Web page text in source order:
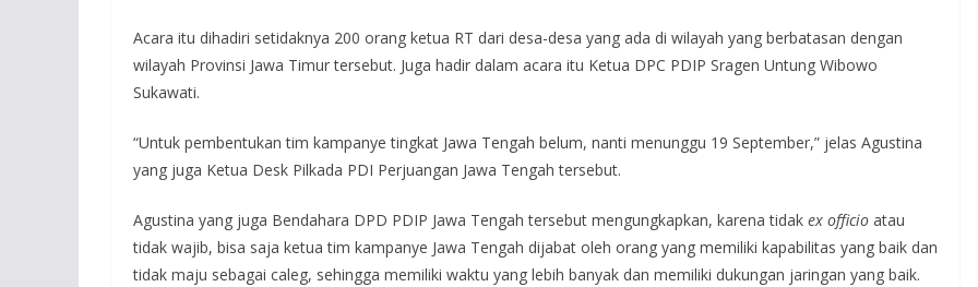
Acara itu dihadiri setidaknya 200 orang ketua RT dari desa-desa yang ada di wilayah yang berbatasan dengan
wilayah Provinsi Jawa Timur tersebut. Juga hadir dalam acara itu Ketua DPC PDIP Sragen Untung Wibowo
Sukawati.
“Untuk pembentukan tim kampanye tingkat Jawa Tengah belum, nanti menunggu 19 September,” jelas Agustina
yang juga Ketua Desk Pilkada PDI Perjuangan Jawa Tengah tersebut.
Agustina yang juga Bendahara DPD PDIP Jawa Tengah tersebut mengungkapkan, karena tidak ex officio atau
tidak wajib, bisa saja ketua tim kampanye Jawa Tengah dijabat oleh orang yang memiliki kapabilitas yang baik dan
tidak maju sebagai caleg, sehingga memiliki waktu yang lebih banyak dan memiliki dukungan jaringan yang baik.